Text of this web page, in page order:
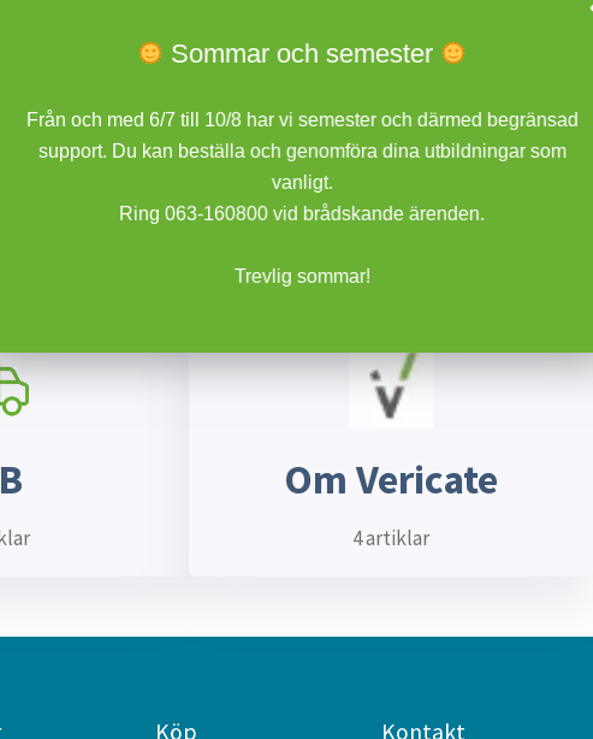
på frågor som är
inom arbetsmiljö.
Elsäkerhet
Här hittar du guider och svar på frågor som är
relaterade till utbildning inom elsäkerhet.
Om Vericate
4 artiklar
Köp Kontakt
Sommar och semester
Från och med 6/7 till 10/8 har vi semester och därmed begränsad
support. Du kan beställa och genomföra dina utbildningar som
vanligt.
Ring 063-160800 vid brådskande ärenden.
Trevlig sommar!